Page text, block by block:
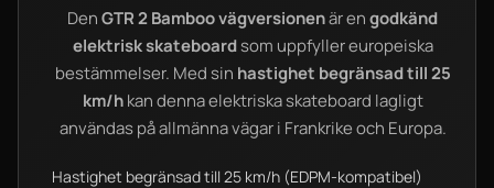
DenGTR 2 Bamboo vägversionenär engodkänd
elektrisk skateboardsom uppfyller europeiska
bestämmelser. Med sin hastighet begränsad till 25
km/hkan denna elektriska skateboard lagligt
användas på allmänna vägar i Frankrike och Europa.
Hastighet begränsad till 25 km/h (EDPM-kompatibel)